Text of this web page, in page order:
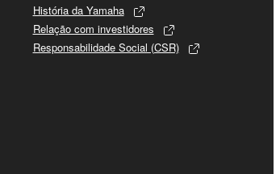
História da Yamaha
Relação com investidores
Responsabilidade Social (CSR)